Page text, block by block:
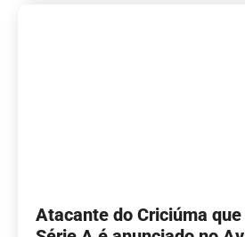
Atacante do Criciúma